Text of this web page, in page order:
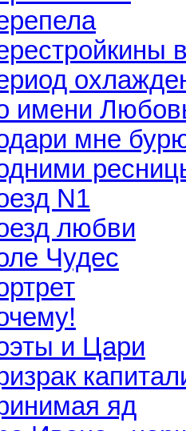
имени
мне
N1
любви
Чудес
и Цари
яд